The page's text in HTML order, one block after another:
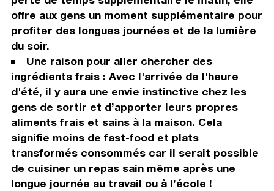
offre aux gens un moment supplémentaire pour
profiter des longues journées et de la lumière
du soir.
Une raison pour aller chercher des
ingrédients frais : Avec l'arrivée de l'heure
d'été, il y aura une envie instinctive chez les
gens de sortir et d’apporter leurs propres
aliments frais et sains à la maison. Cela
signifie moins de fast-food et plats
transformés consommés car il serait possible
de cuisiner un repas sain même après une
longue journée au travail ou à l’école !